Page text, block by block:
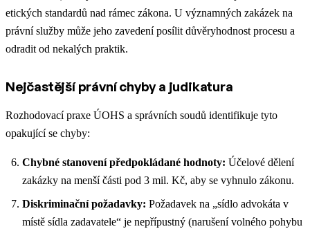
etických standardů nad rámec zákona. U významných zakázek na
právní služby může jeho zavedení posílit důvěryhodnost procesu a
odradit od nekalých praktik.
Nejčastější právní chyby a judikatura
Rozhodovací praxe ÚOHS a správních soudů identifikuje tyto
opakující se chyby:
Chybné stanovení předpokládané hodnoty: Účelové dělení
zakázky na menší části pod 3 mil. Kč, aby se vyhnulo zákonu.
Diskriminační požadavky: Požadavek na „sídlo advokáta v
místě sídla zadavatele“ je nepřípustný (narušení volného pohybu